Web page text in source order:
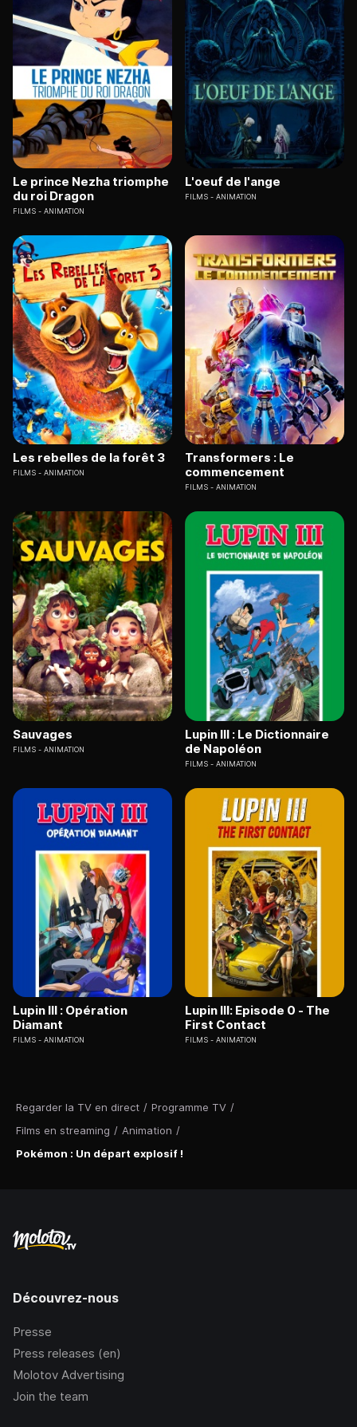
Regarder la TV en direct / Programme TV /
Films en streaming / Animation /
Pokémon : Un départ explosif !
Le prince Nezha triomphe
du roi Dragon
FILMS ANIMATION
L'oeuf de l'ange
FILMS ANIMATION
Les rebelles de la forêt 3
FILMS ANIMATION
Transformers : Le
commencement
FILMS ANIMATION
Sauvages
FILMS ANIMATION
Lupin III : Le Dictionnaire
de Napoléon
FILMS ANIMATION
Lupin III : Opération
Diamant
FILMS ANIMATION
Lupin III: Episode 0 - The
First Contact
FILMS ANIMATION
Découvrez-nous
Presse
Press releases (en)
Molotov Advertising
Join the team